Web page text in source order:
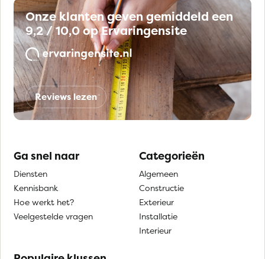
Onze klanten geven gemiddeld een
9,2 / 10,0 op Ervaringensite
Reviews lezen
Ga snel naar
Diensten
Kennisbank
Hoe werkt het?
Veelgestelde vragen
Categorieën
Algemeen
Constructie
Exterieur
Installatie
Interieur